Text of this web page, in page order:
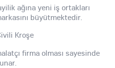
ağına yeni iş ortakları
büyütmektedir.
Kroşe
firma olması sayesinde